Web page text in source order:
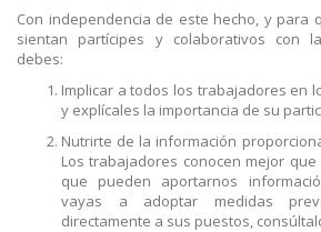
Con independencia de este hecho, y para
sientan partícipes y colaborativos con
debes:
Implicar a todos los trabajadores en
y explícales la importancia de su
Nutrirte de la información
Los trabajadores conocen mejor
que pueden aportarnos
vayas a adoptar medidas
directamente a sus puestos,